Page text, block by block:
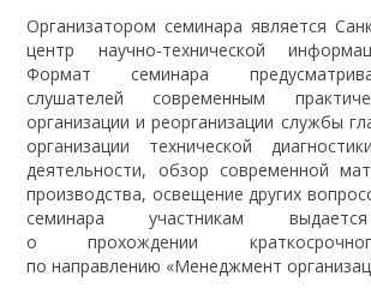
Организатором семинара является
центр научно-технической
Формат семинара
слушателей современным
организации и реорганизации службы
организации технической
деятельности, обзор современной
производства, освещение других
семинара участникам
о прохождении
по направлению «Менеджмент